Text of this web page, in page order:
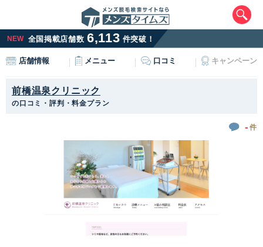
NEW 全国掲載店舗数 6,113 件突破！
店舗情報 メニュー 口コミ キャンペーン
前橋温泉クリニック
の口コミ・評判・料金プラン
- 件
エリアから最寄りサロンを探す
北海道・東北
青森県 岩手県